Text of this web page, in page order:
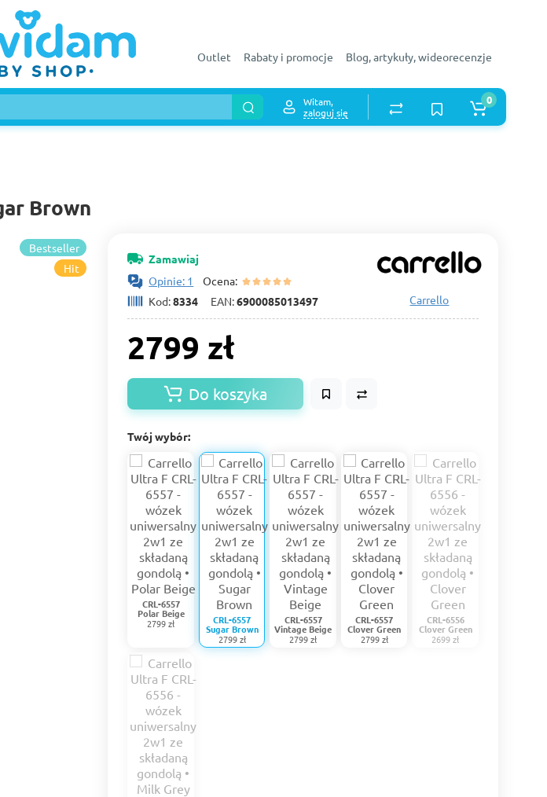
Outlet Rabaty i promocje Blog, artykuły, wideorecenzje
Witam,
zaloguj się
0
Brown
Bestseller
Hit
Zamawiaj
Opinie: 1
Ocena:
Kod:8334 EAN:6900085013497 Carrello
2799 zł
Do koszyka
Twój wybór:
CRL-6556
Clover Green
2699 zł
CRL-6557
Polar Beige
2799 zł
CRL-6557
Sugar Brown
2799 zł
CRL-6557
Vintage Beige
2799 zł
CRL-6557
Clover Green
2799 zł